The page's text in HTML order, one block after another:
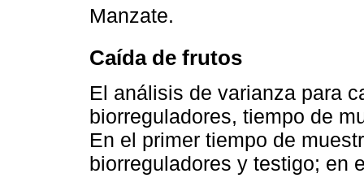
Manzate.
Caída de frutos
El análisis de varianza para
biorreguladores, tiempo de
En el primer tiempo de
biorreguladores y testigo; en